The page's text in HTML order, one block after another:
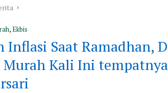
,Ekbis
Inflasi Saat Ramadhan,
Murah Kali Ini